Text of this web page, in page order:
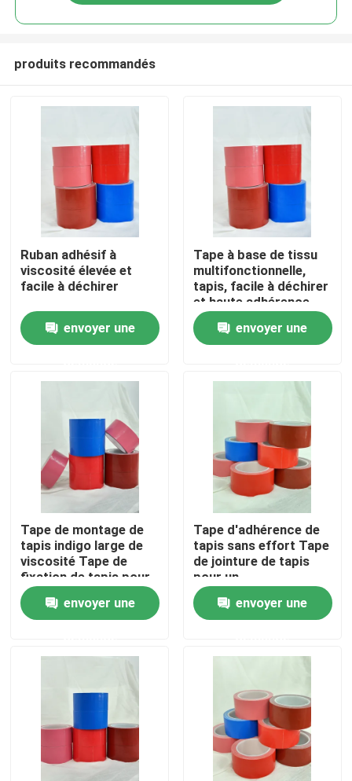
Aperçu
Vidéos
A propos de nous
Visite d'usine
Contrôle de la qualité
Contact
ruban adhésif de fonte chaude
Ruban adhésif de tapis
produits recommandés
Ruban adhésif à
viscosité élevée et
facile à déchirer
envoyer une
Tape à base de tissu
multifonctionnelle,
tapis, facile à déchirer
et haute adhérence
envoyer une
Tape de montage de
tapis indigo large de
viscosité Tape de
fixation de tapis pour
des sols sans soudure
et sécurisésenvoyer une
Tape d'adhérence de
tapis sans effort Tape
de jointure de tapis
pour un
repositionnement
facile envoyer une